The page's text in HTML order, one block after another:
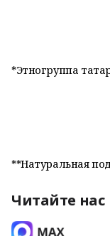
*Этногруппа
**Натуральная
Читайте нас